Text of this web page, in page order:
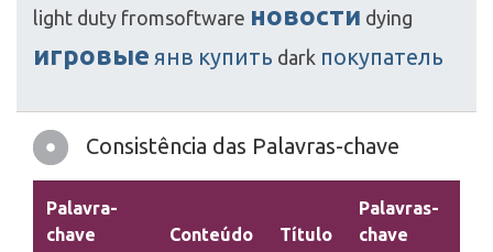
light duty fromsoftware новости dying
игровые янв купить dark покупатель
Consistência das Palavras-chave
Palavra-
chave
Conteúdo Título
Palavras-
chave